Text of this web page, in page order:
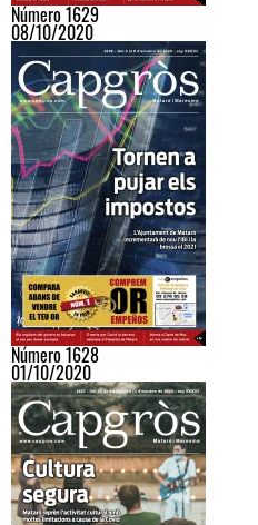
Número 1629
08/10/2020
Número 1628
01/10/2020